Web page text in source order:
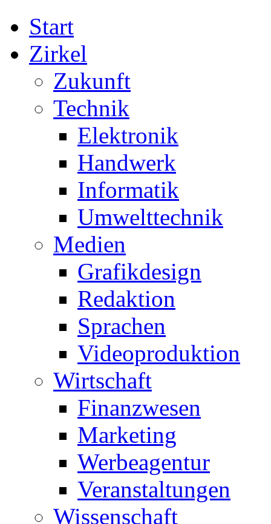
Start
Zirkel
Zukunft
Technik
Elektronik
Handwerk
Informatik
Umwelttechnik
Medien
Grafikdesign
Redaktion
Sprachen
Videoproduktion
Wirtschaft
Finanzwesen
Marketing
Werbeagentur
Veranstaltungen
Wissenschaft